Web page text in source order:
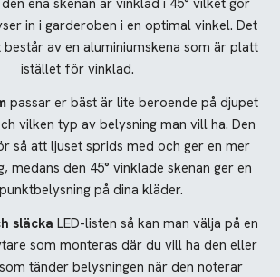
in i garderoben i en optimal vinkel. Det
av en aluminiumskena som är platt
istället för vinklad.
passar er bäst är lite beroende på djupet
vilken typ av belysning man vill ha. Den
så att ljuset sprids med och ger en mer
medans den 45° vinklade skenan ger en
på dina kläder.
släcka LED-listen så kan man välja på en
som monteras där du vill ha den eller
tänder belysningen när den noterar